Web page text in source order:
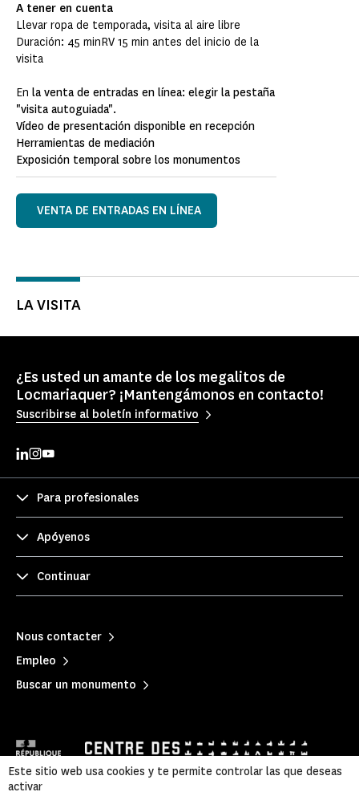
A tener en cuenta
Llevar ropa de temporada, visita al aire libre
Duración: 45 minRV 15 min antes del inicio de la
visita
En la venta de entradas en línea: elegir la pestaña
"visita autoguiada".
Vídeo de presentación disponible en recepción
Herramientas de mediación
Exposición temporal sobre los monumentos
VENTA DE ENTRADAS EN LÍNEA
LA VISITA
¿Es usted un amante de los megalitos de
Locmariaquer? ¡Mantengámonos en contacto!
Suscribirse al boletín informativo
Para profesionales
Apóyenos
Continuar
Nous contacter
Empleo
Buscar un monumento
Este sitio web usa cookies y te permite controlar las que deseas
activar